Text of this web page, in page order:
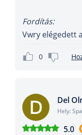
Fordítás:
Vwry elégedett
0
Del
Hely:
5.0